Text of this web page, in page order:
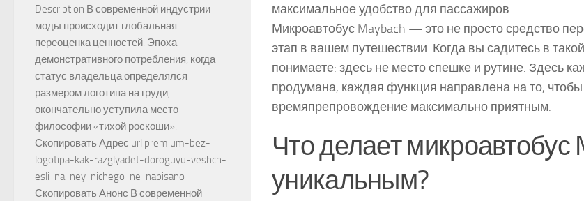
максимальное удобство для пассажиров.
Микроавтобус Maybach — это не просто средство
этап в вашем путешествии. Когда вы садитесь в
понимаете: здесь не место спешке и рутине. Здесь
продумана, каждая функция направлена на то,
времяпрепровождение максимально приятным.
Что делает микроавтобус
уникальным?
Description В современной индустрии
моды происходит глобальная
переоценка ценностей. Эпоха
демонстративного потребления, когда
статус владельца определялся
размером логотипа на груди,
окончательно уступила место
философии «тихой роскоши».
Скопировать Адрес url premium-bez-
logotipa-kak-razglyadet-doroguyu-veshch-
esli-na-ney-nichego-ne-napisano
Скопировать Анонс В современной